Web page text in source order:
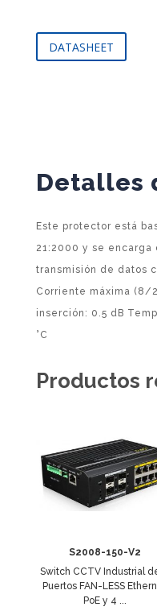
DATASHEET
Detalles
Este protector está
21:2000 y se
transmisión de datos
Corriente máxima (8/
inserción: 0.5 dB
°C
Productos
S2008-150-V2
Switch CCTV Industrial
Puertos FAN-LESS
PoE y 4 ...